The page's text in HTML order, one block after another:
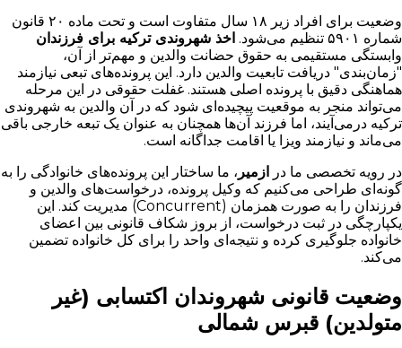
وضعیت برای افراد زیر ۱۸ سال متفاوت است و تحت ماده ۲۰ قانون
شماره ۵۹۰۱ تنظیم می‌شود.
اخذ شهروندی ترکیه برای فرزندان
وابستگی مستقیمی به حقوق حضانت والدین و مهم‌تر از آن،
"زمان‌بندی" دریافت تابعیت والدین دارد. این پرونده‌های تبعی نیازمند
هماهنگی دقیق با پرونده اصلی هستند. غفلت حقوقی در این مرحله
می‌تواند منجر به موقعیت پیچیده‌ای شود که در آن والدین به شهروندی
ترکیه درمی‌آیند، اما فرزند آن‌ها همچنان به عنوان یک تبعه خارجی باقی
می‌ماند و نیازمند ویزا یا اقامت جداگانه است.
در رویه تخصصی ما در ازمیر ، ما ساختار این پرونده‌های خانوادگی را به
گونه‌ای طراحی می‌کنیم که وکیل پرونده، درخواست‌های والدین و
فرزندان را به صورت همزمان (Concurrent) مدیریت کند. این
یکپارچگی در ثبت درخواست، از بروز شکاف قانونی بین اعضای
خانواده جلوگیری کرده و نتیجه‌ای واحد را برای کل خانواده تضمین
می‌کند.
وضعیت قانونی شهروندان اکتسابی (غیر
متولدین) قبرس شمالی